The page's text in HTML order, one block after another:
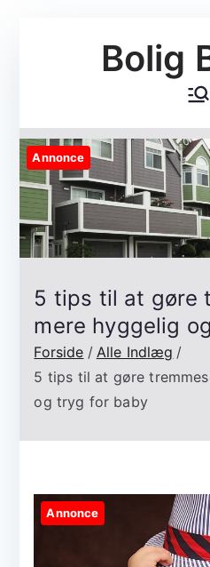
Bolig
Annonce
5 tips til at gøre
mere hyggelig
Forside
Alle Indlæg
5 tips til at gøre
og tryg for baby
Annonce